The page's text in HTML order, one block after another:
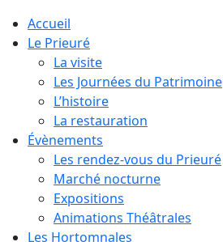
Accueil
Le Prieuré
La visite
Les Journées du Patrimoine
L’histoire
La restauration
Évènements
Les rendez-vous du Prieuré
Marché nocturne
Expositions
Animations Théâtrales
Les Hortomnales